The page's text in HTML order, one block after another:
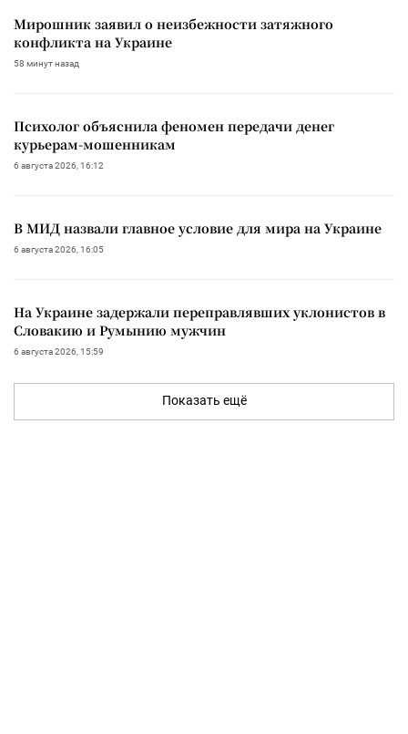
Мирошник заявил о неизбежности затяжного
конфликта на Украине
58 минут назад
Психолог объяснила феномен передачи денег
курьерам-мошенникам
6 августа 2026, 16:12
В МИД назвали главное условие для мира на Украине
6 августа 2026, 16:05
На Украине задержали переправлявших уклонистов в
Словакию и Румынию мужчин
6 августа 2026, 15:59
Показать ещё